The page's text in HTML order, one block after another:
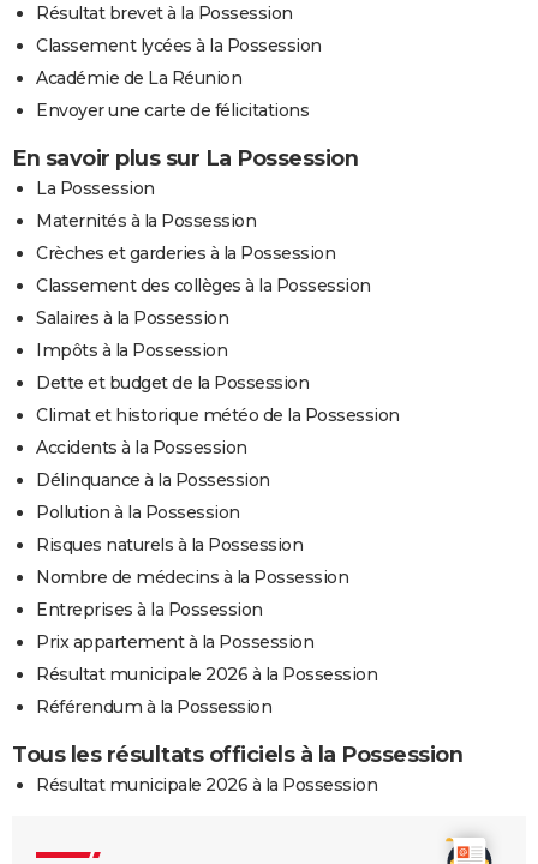
Résultat brevet à la Possession
Classement lycées à la Possession
Académie de La Réunion
Envoyer une carte de félicitations
En savoir plus sur La Possession
La Possession
Maternités à la Possession
Crèches et garderies à la Possession
Classement des collèges à la Possession
Salaires à la Possession
Impôts à la Possession
Dette et budget de la Possession
Climat et historique météo de la Possession
Accidents à la Possession
Délinquance à la Possession
Pollution à la Possession
Risques naturels à la Possession
Nombre de médecins à la Possession
Entreprises à la Possession
Prix appartement à la Possession
Résultat municipale 2026 à la Possession
Référendum à la Possession
Tous les résultats officiels à la Possession
Résultat municipale 2026 à la Possession